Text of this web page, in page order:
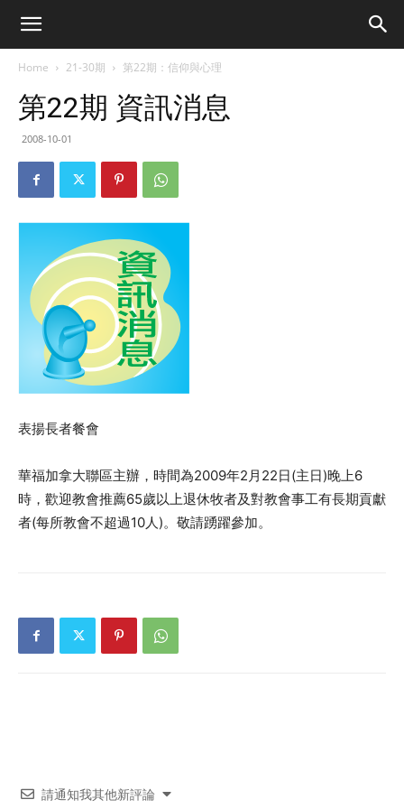
Home 21-30期 第22期：信仰與心理
第22期 資訊消息
2008-10-01
表揚長者餐會
華福加拿大聯區主辦，時間為2009年2月22日(主日)晚上6
時，歡迎教會推薦65歲以上退休牧者及對教會事工有長期貢獻
者(每所教會不超過10人)。敬請踴躍參加。
請通知我其他新評論